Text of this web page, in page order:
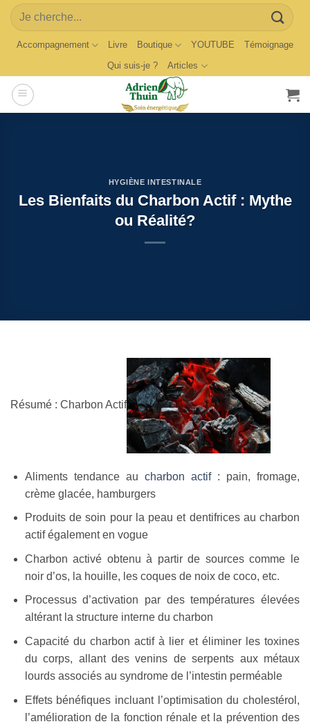
Skip
content
Search
for:
Accompagnement Livre Boutique YOUTUBE
Témoignage
Qui suis-je ?
Articles
HYGIÈNE INTESTINALE
Les Bienfaits du Charbon Actif : Mythe
ou Réalité?
Résumé : Charbon Actif
Aliments tendance au charbon actif: pain, fromage,
crème glacée, hamburgers
Produits de soin pour la peau et dentifrices au charbon
actif également en vogue
Charbon activé obtenu à partir de sources comme le
noir d’os, la houille, les coques de noix de coco, etc.
Processus d’activation par des températures élevées
altérant la structure interne du charbon
Capacité du charbon actif à lier et éliminer les toxines
du corps, allant des venins de serpents aux métaux
lourds associés au syndrome de l’intestin perméable
Effets bénéfiques incluant l’optimisation du cholestérol,
l’amélioration de la fonction rénale et la prévention des